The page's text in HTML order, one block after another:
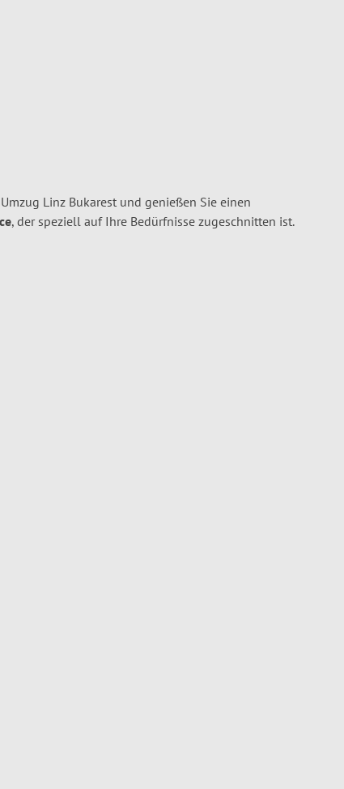
Linz Bukarest und genießen Sie einen
, der speziell auf Ihre Bedürfnisse zugeschnitten ist.